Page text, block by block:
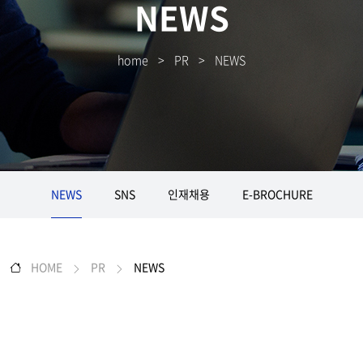
NEWS
home > PR > NEWS
NEWS SNS 인재채용 E-BROCHURE
HOME PR NEWS